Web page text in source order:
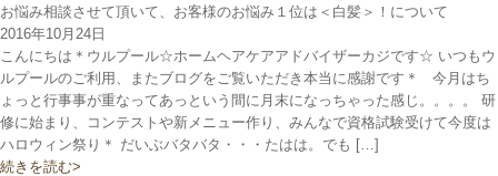
お悩み相談させて頂いて、お客様のお悩み１位は＜白髪＞！について
2016年10月24日
こんにちは＊ウルプール☆ホームヘアケアアドバイザーカジです☆ いつもウ
ルプールのご利用、またブログをご覧いただき本当に感謝です＊ 今月はち
ょっと行事事が重なってあっという間に月末になっちゃった感じ。。。。 研
修に始まり、コンテストや新メニュー作り、みんなで資格試験受けて今度は
ハロウィン祭り＊ だいぶバタバタ・・・たはは。でも […]
続きを読む>